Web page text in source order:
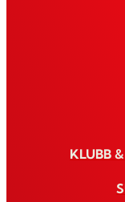
KLUBB